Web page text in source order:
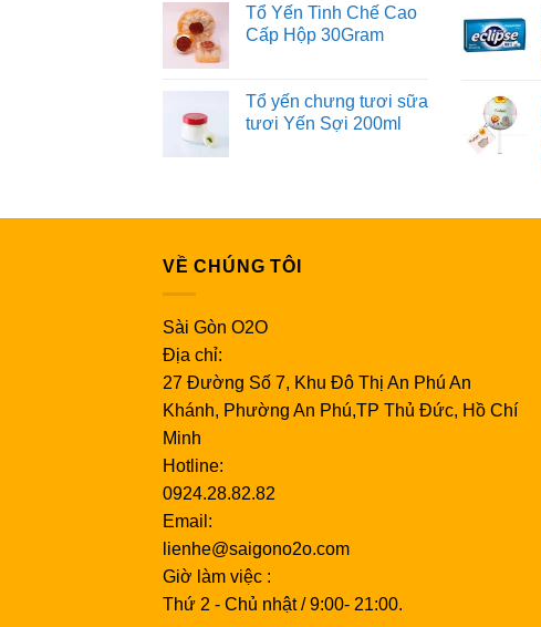
Tổ Yến Tinh Chế Cao
Cấp Hộp 30Gram
Tổ yến chưng tươi sữa
tươi Yến Sợi 200ml
VỀ CHÚNG TÔI
Sài Gòn O2O
Địa chỉ:
27 Đường Số 7, Khu Đô Thị An Phú An
Khánh, Phường An Phú,TP Thủ Đức, Hồ Chí
Minh
Hotline:
0924.28.82.82
Email:
lienhe@saigono2o.com
Giờ làm việc :
Thứ 2 - Chủ nhật / 9:00- 21:00.